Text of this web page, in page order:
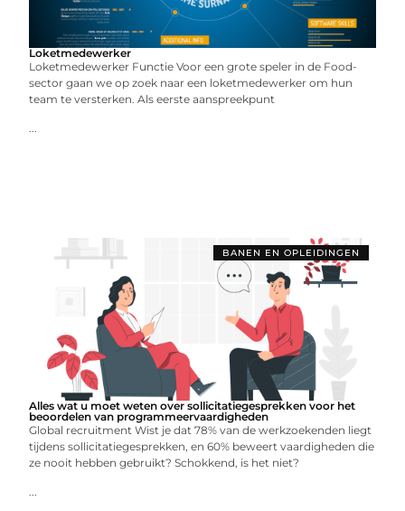
Loketmedewerker
Loketmedewerker Functie Voor een grote speler in de Food-
sector gaan we op zoek naar een loketmedewerker om hun
team te versterken. Als eerste aanspreekpunt
...
BANEN EN OPLEIDINGEN
Alles wat u moet weten over sollicitatiegesprekken voor het
beoordelen van programmeervaardigheden
Global recruitment Wist je dat 78% van de werkzoekenden liegt
tijdens sollicitatiegesprekken, en 60% beweert vaardigheden die
ze nooit hebben gebruikt? Schokkend, is het niet?
...